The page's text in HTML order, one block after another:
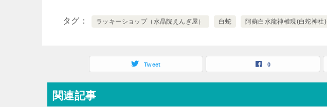
タグ ラッキーショップ（水晶院えんぎ屋） 白蛇 阿蘇白水龍神權現(白蛇神社)
Tweet 0
関連記事